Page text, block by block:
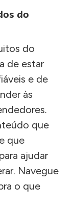
do
do
de estar
e de
às
que
que
ajudar
Navegue
o que